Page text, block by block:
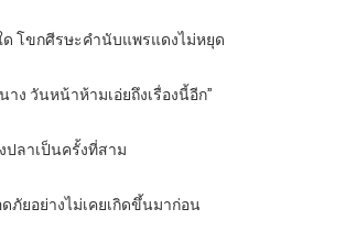
ด โขกศีรษะคำนับแพรแดงไม่หยุด
าง วันหน้าห้ามเอ่ยถึงเรื่องนี้อีก”
ลาเป็นครั้งที่สาม
ภัยอย่างไม่เคยเกิดขึ้นมาก่อน